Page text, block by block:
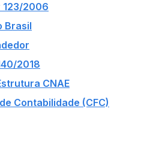
123/2006
Brasil
2018
CNAE
Contabilidade (CFC)